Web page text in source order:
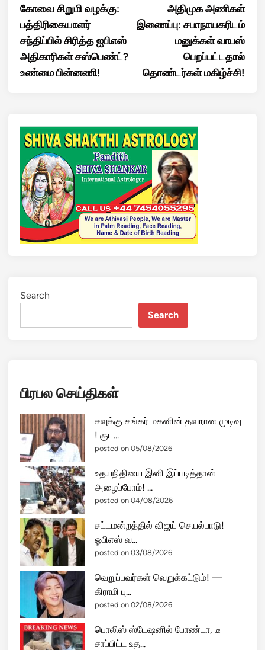
navigationarticle:
கோவை சிறுமி வழக்கு:
பத்திரிகையாளர்
சந்திப்பில் சிரித்த ஐபிஎஸ்
அதிகாரிகள் சஸ்பெண்ட்?
உண்மை பின்னணி!
அதிமுக அணிகள்
இணைப்பு: சபாநாயகரிடம்
மனுக்கள் வாபஸ்
பெறப்பட்டதால்
தொண்டர்கள் மகிழ்ச்சி!
Search
Search
பிரபல செய்திகள்
சவுக்கு சங்கர் மகனின் தவறான முடிவு
! குட...
posted on 05/08/2026
உதயநிதியை இனி இப்படித்தான்
அழைப்போம்! ...
posted on 04/08/2026
சட்டமன்றத்தில் விஜய் செயல்பாடு!
ஓபிஎஸ் வ...
posted on 03/08/2026
வெறுப்பவர்கள் வெறுக்கட்டும்! —
கிராமி பு...
posted on 02/08/2026
பொலிஸ் ஸ்டேஷனில் போண்டா, டீ
சாப்பிட்ட உத...